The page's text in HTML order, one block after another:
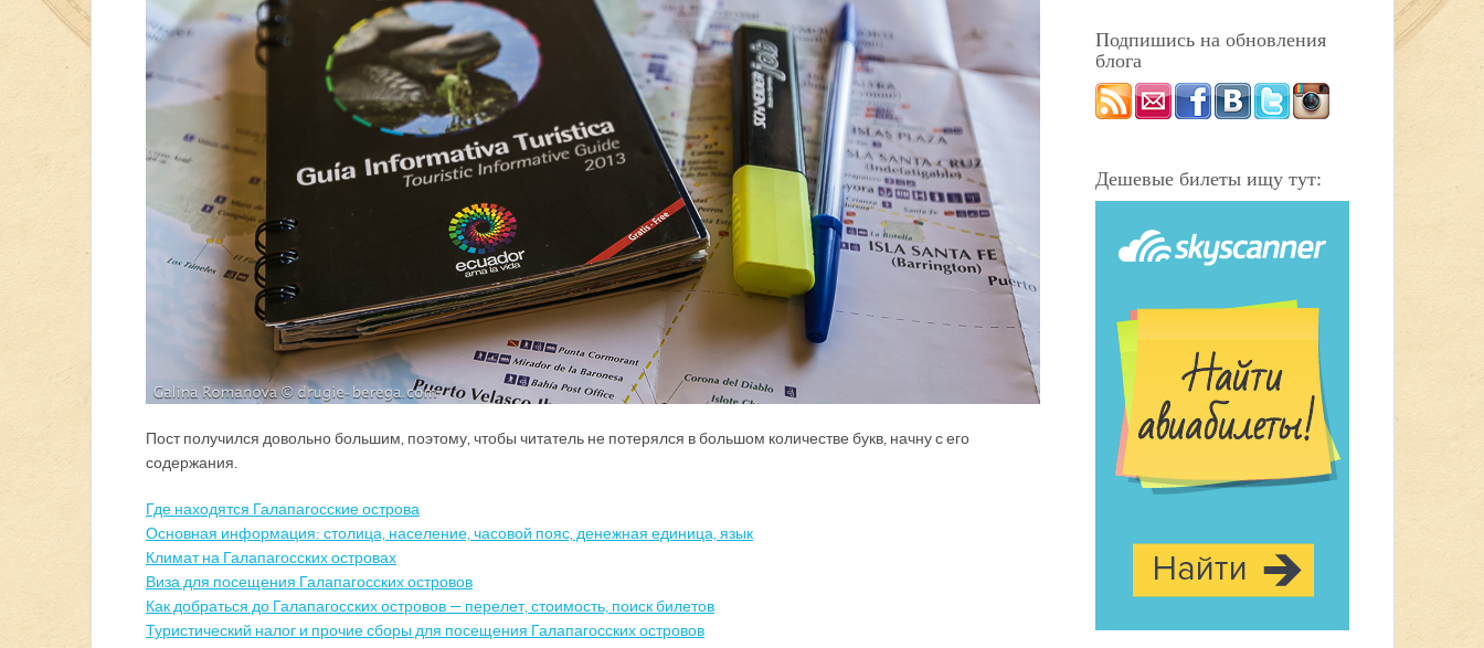
Пост получился довольно большим, поэтому, чтобы читатель не потерялся в большом количестве букв, начну с его
содержания.
Где находятся Галапагосские острова
Основная информация: столица, население, часовой пояс, денежная единица, язык
Климат на Галапагосских островах
Виза для посещения Галапагосских островов
Как добраться до Галапагосских островов — перелет, стоимость, поиск билетов
Туристический налог и прочие сборы для посещения Галапагосских островов
Подпишись на обновления
блога
Дешевые билеты ищу тут: